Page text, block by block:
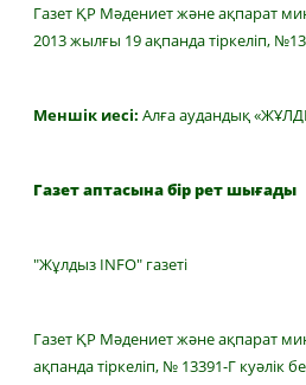
Газет ҚР Мәдениет және ақпарат
2013 жылғы 19 ақпанда тіркеліп,
Меншік иесі: Алға аудандық
Газет аптасына бір рет шығады
"Жұлдыз INFO" газеті
Газет ҚР Мәдениет және ақпарат
ақпанда тіркеліп, № 13391-Г куәлік